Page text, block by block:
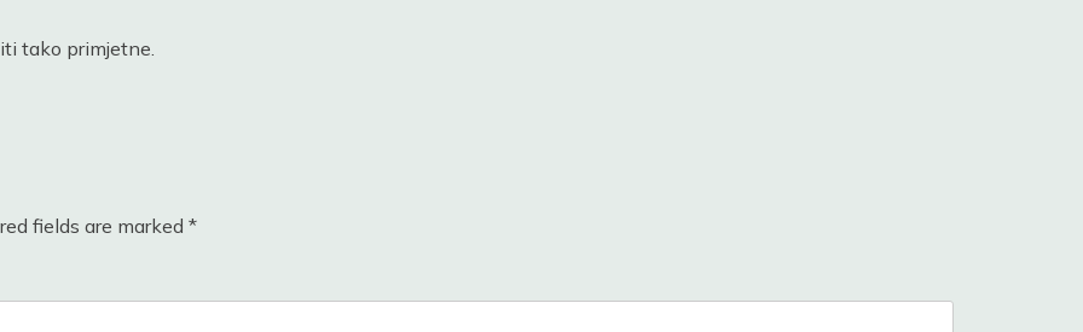
tako primjetne.
fields are marked *